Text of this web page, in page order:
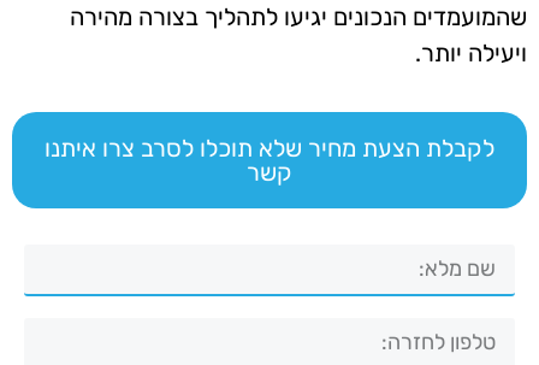
שהמועמדים הנכונים יגיעו לתהליך בצורה מהירה
ויעילה יותר.
לקבלת הצעת מחיר שלא תוכלו לסרב צרו איתנו
קשר